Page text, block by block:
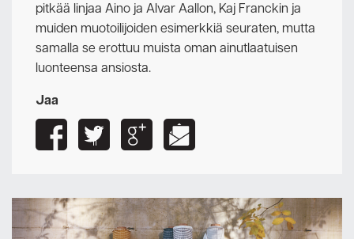
pitkää linjaa Aino ja Alvar Aallon, Kaj Franckin ja
muiden muotoilijoiden esimerkkiä seuraten, mutta
samalla se erottuu muista oman ainutlaatuisen
luonteensa ansiosta.
Jaa